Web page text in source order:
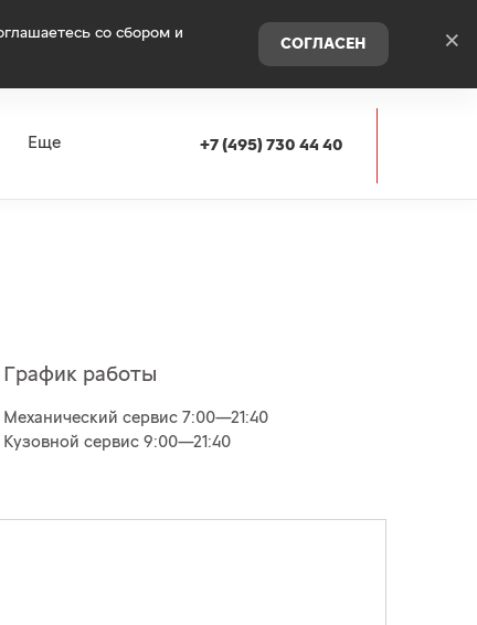
со сбором и
СОГЛАСЕН ×
Еще +7 (495) 730 44 40
График работы
Механический сервис 7:00—21:40
Кузовной сервис 9:00—21:40